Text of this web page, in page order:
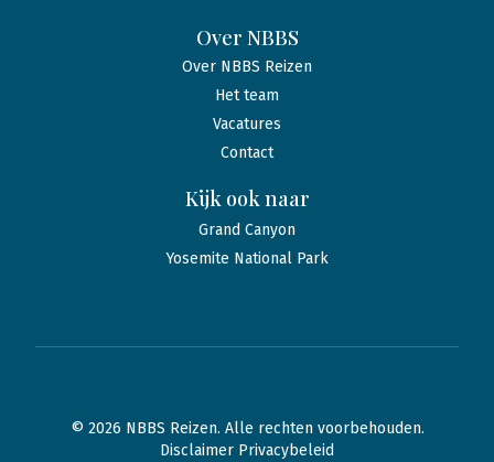
Over NBBS
Over NBBS Reizen
Het team
Vacatures
Contact
Kijk ook naar
Grand Canyon
Yosemite National Park
© 2026 NBBS Reizen. Alle rechten voorbehouden.
Disclaimer Privacybeleid